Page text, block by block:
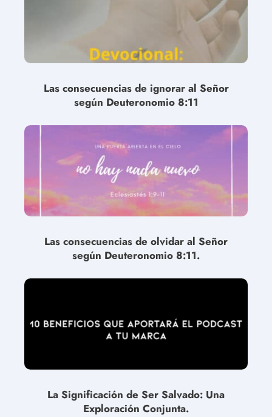
Las consecuencias de ignorar al Señor
según Deuteronomio 8:11
Las consecuencias de olvidar al Señor
según Deuteronomio 8:11.
La Significación de Ser Salvado: Una
Exploración Conjunta.